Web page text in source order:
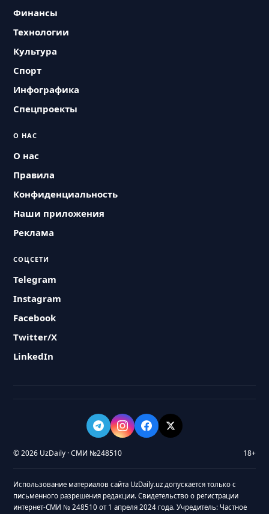
Финансы
Технологии
Культура
Спорт
Инфографика
Спецпроекты
О НАС
О нас
Правила
Конфиденциальность
Наши приложения
Реклама
СОЦСЕТИ
Telegram
Instagram
Facebook
Twitter/X
LinkedIn
© 2026 UzDaily · СМИ №248510 18+
Использование материалов сайта UzDaily.uz допускается только с
письменного разрешения редакции. Свидетельство о регистрации
интернет-СМИ № 248510 от 1 апреля 2024 года. Учредитель: Частное